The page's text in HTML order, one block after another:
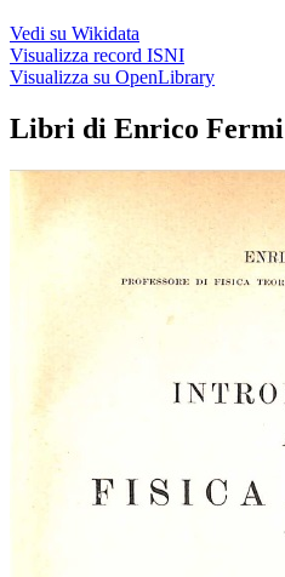
Vedi su Wikidata
Visualizza record ISNI
Visualizza su OpenLibrary
Libri di Enrico Fermi